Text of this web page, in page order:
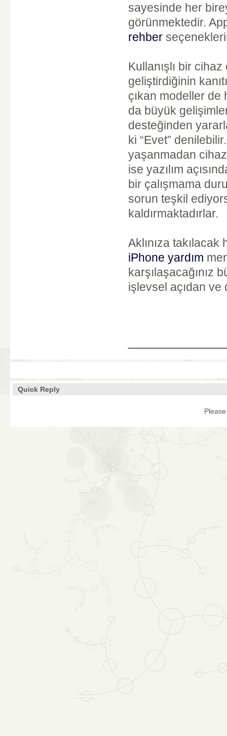
sayesinde her
görünmektedir.
rehber
Kullanışlı bir
geliştirdiğinin
çıkan modeller de
da büyük
desteğinden
ki “Evet”
yaşanmadan
ise yazılım
bir çalışmama
sorun teşkil
kaldırmaktadırlar.
Aklınıza
iPhone yardım
karşılaşacağınız
işlevsel açıdan ve
Quick Reply